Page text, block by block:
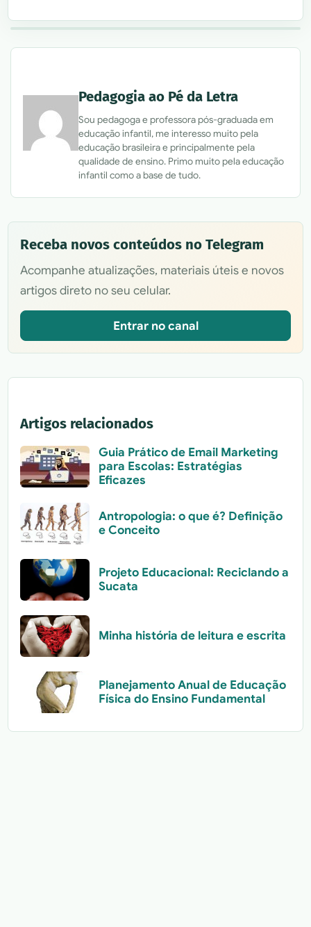
Pedagogia ao Pé da Letra
Sou pedagoga e professora pós-graduada em
educação infantil, me interesso muito pela
educação brasileira e principalmente pela
qualidade de ensino. Primo muito pela educação
infantil como a base de tudo.
Receba novos conteúdos no Telegram
Acompanhe atualizações, materiais úteis e novos
artigos direto no seu celular.
Entrar no canal
Artigos relacionados
Guia Prático de Email Marketing
para Escolas: Estratégias
Eficazes
Antropologia: o que é? Definição
e Conceito
Projeto Educacional: Reciclando a
Sucata
Minha história de leitura e escrita
Planejamento Anual de Educação
Física do Ensino Fundamental